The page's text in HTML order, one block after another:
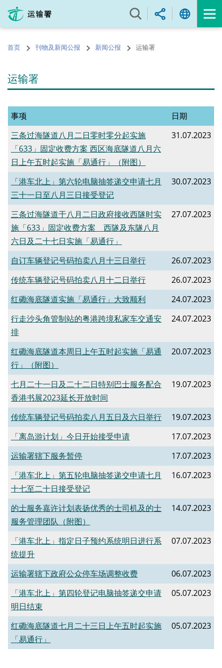
内
的首页 刊物及新闻公报 新闻公报 运输署
运输署
事项
日期
三条过海隧道八月二日零时零分起实施
「633」固定收费方案 西区海底隧道八月六
日上午五时起实施「易通行」（附图）
31.07.2023
「港车北上」第六轮电脑抽签递交申请七月
三十一日至八月三日接受登记
30.07.2023
三条过海隧道于八月二日政府接收西隧时实
施「633」固定收费方案 西隧及东隧八月
六日及二十七日实施「易通行」
27.07.2023
自订车辆登记号码拍卖八月十三日举行
26.07.2023
传统车辆登记号码拍卖八月十二日举行
26.07.2023
红磡海底隧道实施「易通行」大致顺利
24.07.2023
行走沙头角管制站的粤港跨境私家车交通安
排
24.07.2023
红磡海底隧道本周日上午五时起实施「易通
行」（附图）
20.07.2023
七月二十一日及二十二日特别巴士服务配合
香港书展2023延长开放时间
19.07.2023
传统车辆登记号码拍卖八月五日及六日举行
19.07.2023
「离岛游计划」今日开始接受申请
17.07.2023
运输署辖下服务暂停
17.07.2023
​「港车北上」第五轮电脑抽签递交申请七月
十七至二十日接受登记
16.07.2023
的士服务嘉许计划表扬优秀的士司机及的士
服务管理团队（附图）
14.07.2023
「港车北上」指定日子预约系统明日进行系
统提升
07.07.2023
​运输署辖下政府公众停车场调整收费
06.07.2023
「港车北上」第四轮登记电脑抽签递交申请
明日结束
05.07.2023
红磡海底隧道七月二十三日上午五时起实施
「易通行」
05.07.2023